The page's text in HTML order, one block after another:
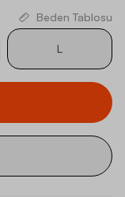
Beden Tablosu
L